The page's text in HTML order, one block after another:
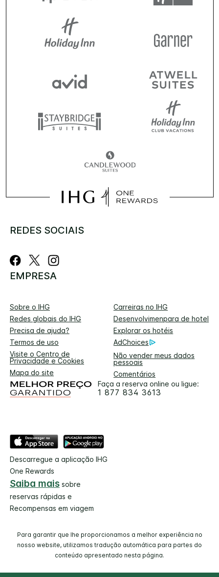
REDES SOCIAIS
EMPRESA
Sobre o IHG
Carreiras no IHG
Redes globais do IHG
Desenvolvimenpara de hotel
Precisa de ajuda?
Explorar os hotéis
Termos de uso
AdChoices
Visite o Centro de
Privacidade e Cookies
Não vender meus dados
pessoais
Mapa do site
Comentários
Faça a reserva online ou ligue:
1 877 834 3613
Descarregue a aplicação IHG
One Rewards
Saiba mais sobre
reservas rápidas e
Recompensas em viagem
Para garantir que lhe proporcionamos a melhor experiência no
nosso website, utilizamos tradução automática para partes do
conteúdo apresentado nesta página.